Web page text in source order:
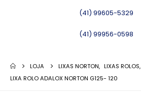
(41) 99605-5329
(41) 99956-0598
LOJA LIXAS NORTON, LIXAS ROLOS,
LIXA ROLO ADALOX NORTON G125- 120